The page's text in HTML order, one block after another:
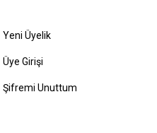
Yeni Üyelik
Üye Girişi
Şifremi Unuttum